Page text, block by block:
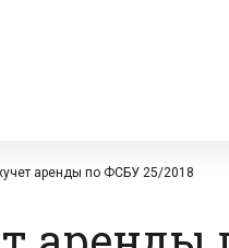
аренды по ФСБУ 25/2018